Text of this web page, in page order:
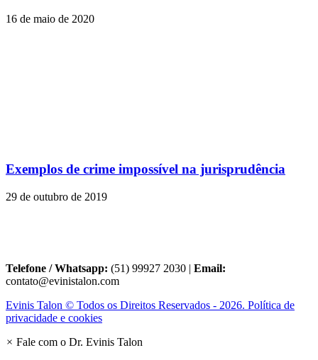
16 de maio de 2020
Exemplos de crime impossível na jurisprudência
29 de outubro de 2019
Telefone / Whatsapp: (51) 99927 2030 | Email:
contato@evinistalon.com
Evinis Talon © Todos os Direitos Reservados - 2026. Política de
privacidade e cookies
× Fale com o Dr. Evinis Talon